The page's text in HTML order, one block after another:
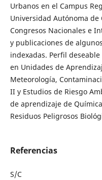
Urbanos en el Campus
Universidad Autónoma
Congresos Nacionales e
y publicaciones de
indexadas. Perfil deseable
en Unidades de
Meteorología,
II y Estudios de Riesgo
de aprendizaje de
Residuos Peligrosos
Referencias
S/C